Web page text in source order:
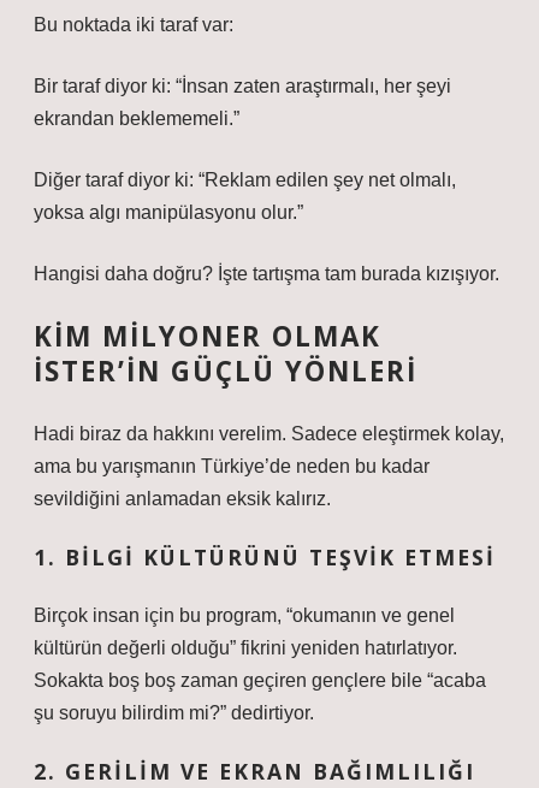
Bu noktada iki taraf var:
Bir taraf diyor ki: “İnsan zaten araştırmalı, her şeyi
ekrandan beklememeli.”
Diğer taraf diyor ki: “Reklam edilen şey net olmalı,
yoksa algı manipülasyonu olur.”
Hangisi daha doğru? İşte tartışma tam burada kızışıyor.
KIM MILYONER OLMAK
İSTER’IN GÜÇLÜ YÖNLERI
Hadi biraz da hakkını verelim. Sadece eleştirmek kolay,
ama bu yarışmanın Türkiye’de neden bu kadar
sevildiğini anlamadan eksik kalırız.
1. BILGI KÜLTÜRÜNÜ TEŞVIK ETMESI
Birçok insan için bu program, “okumanın ve genel
kültürün değerli olduğu” fikrini yeniden hatırlatıyor.
Sokakta boş boş zaman geçiren gençlere bile “acaba
şu soruyu bilirdim mi?” dedirtiyor.
2. GERILIM VE EKRAN BAĞIMLILIĞI